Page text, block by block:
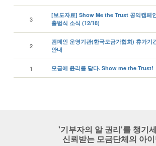
'기부자의 알 권리'를 챙기
신뢰받는 모금단체의 아